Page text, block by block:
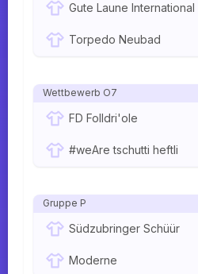
Gute Laune International
Torpedo Neubad
Wettbewerb O7
FD Folldri'ole
#weAre tschutti heftli
Gruppe P
Südzubringer Schüür
Moderne